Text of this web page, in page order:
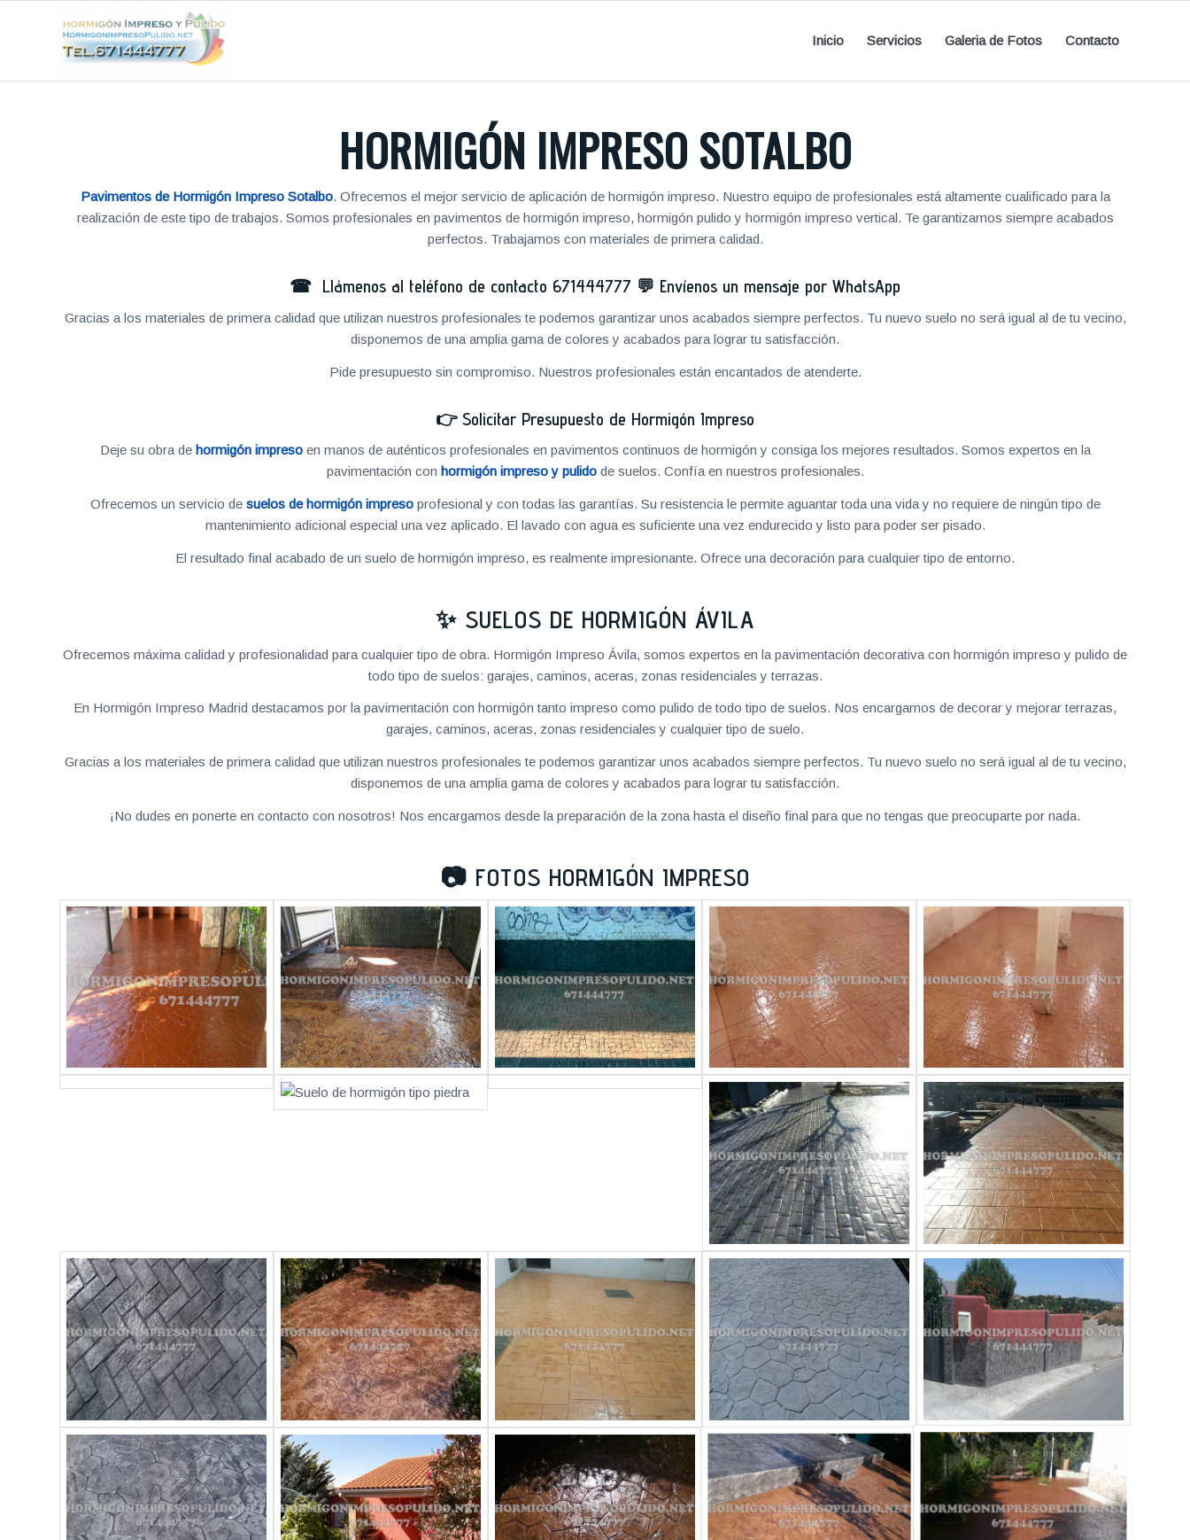
Inicio Servicios Galeria de Fotos Contacto
HORMIGÓN IMPRESO SOTALBO
Pavimentos de Hormigón Impreso Sotalbo. Ofrecemos el mejor servicio de aplicación de hormigón impreso. Nuestro equipo de profesionales está altamente cualificado para la
realización de este tipo de trabajos. Somos profesionales en pavimentos de hormigón impreso, hormigón pulido y hormigón impreso vertical. Te garantizamos siempre acabados
perfectos. Trabajamos con materiales de primera calidad.
☎ Llámenos al teléfono de contacto 671444777 💬 Envíenos un mensaje por WhatsApp
Gracias a los materiales de primera calidad que utilizan nuestros profesionales te podemos garantizar unos acabados siempre perfectos. Tu nuevo suelo no será igual al de tu vecino,
disponemos de una amplia gama de colores y acabados para lograr tu satisfacción.
Pide presupuesto sin compromiso. Nuestros profesionales están encantados de atenderte.
👉 Solicitar Presupuesto de Hormigón Impreso
Deje su obra de hormigón impresoen manos de auténticos profesionales en pavimentos continuos de hormigón y consiga los mejores resultados. Somos expertos en la
pavimentación con hormigón impreso y pulidode suelos. Confía en nuestros profesionales.
Ofrecemos un servicio de suelos de hormigón impresoprofesional y con todas las garantías. Su resistencia le permite aguantar toda una vida y no requiere de ningún tipo de
mantenimiento adicional especial una vez aplicado. El lavado con agua es suficiente una vez endurecido y listo para poder ser pisado.
El resultado final acabado de un suelo de hormigón impreso, es realmente impresionante. Ofrece una decoración para cualquier tipo de entorno.
✨ SUELOS DE HORMIGÓN ÁVILA
Ofrecemos máxima calidad y profesionalidad para cualquier tipo de obra. Hormigón Impreso Ávila, somos expertos en la pavimentación decorativa con hormigón impreso y pulido de
todo tipo de suelos: garajes, caminos, aceras, zonas residenciales y terrazas.
En Hormigón Impreso Madrid destacamos por la pavimentación con hormigón tanto impreso como pulido de todo tipo de suelos. Nos encargamos de decorar y mejorar terrazas,
garajes, caminos, aceras, zonas residenciales y cualquier tipo de suelo.
Gracias a los materiales de primera calidad que utilizan nuestros profesionales te podemos garantizar unos acabados siempre perfectos. Tu nuevo suelo no será igual al de tu vecino,
disponemos de una amplia gama de colores y acabados para lograr tu satisfacción.
¡No dudes en ponerte en contacto con nosotros! Nos encargamos desde la preparación de la zona hasta el diseño final para que no tengas que preocuparte por nada.
📷 FOTOS HORMIGÓN IMPRESO